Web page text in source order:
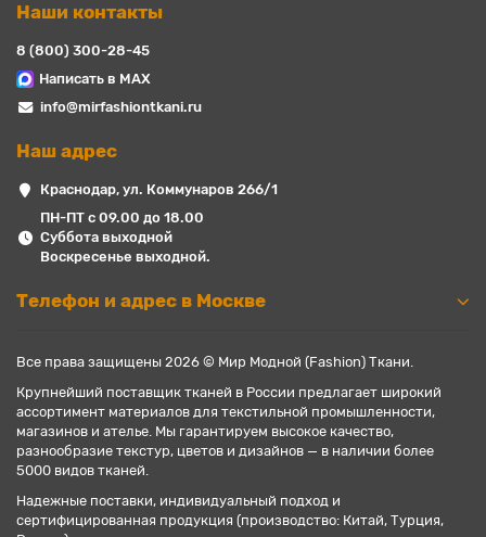
Наши контакты
8 (800) 300-28-45
Написать в MAX
info@mirfashiontkani.ru
Наш адрес
Краснодар, ул. Коммунаров 266/1
ПН-ПТ с 09.00 до 18.00
Суббота выходной
Воскресенье выходной.
Телефон и адрес в Москве
Все права защищены 2026 © Мир Модной (Fashion) Ткани.
Крупнейший поставщик тканей в России предлагает широкий
ассортимент материалов для текстильной промышленности,
магазинов и ателье. Мы гарантируем высокое качество,
разнообразие текстур, цветов и дизайнов — в наличии более
5000 видов тканей.
Надежные поставки, индивидуальный подход и
сертифицированная продукция (производство: Китай, Турция,